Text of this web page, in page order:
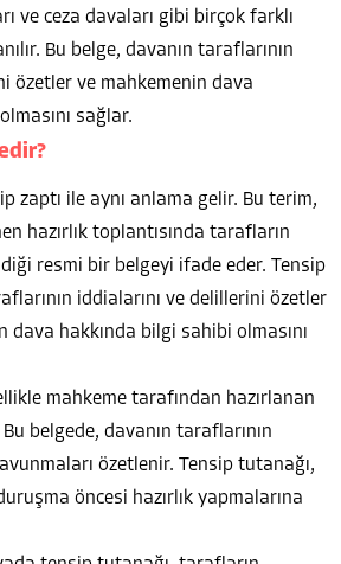
ve ceza davaları gibi birçok farklı
Bu belge, davanın taraflarının
özetler ve mahkemenin dava
sağlar.
zaptı ile aynı anlama gelir. Bu terim,
hazırlık toplantısında tarafların
resmi bir belgeyi ifade eder. Tensip
iddialarını ve delillerini özetler
dava hakkında bilgi sahibi olmasını
mahkeme tarafından hazırlanan
belgede, davanın taraflarının
özetlenir. Tensip tutanağı,
öncesi hazırlık yapmalarına